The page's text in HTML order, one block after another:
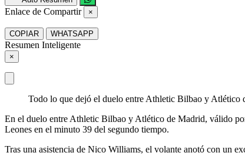
Enlace de Compartir ×
COPIAR WHATSAPP
Resumen Inteligente
×
Todo lo que dejó el duelo entre Athletic Bilbao y Atlético
En el duelo entre Athletic Bilbao y Atlético de Madrid, válido
Leones en el minuto 39 del segundo tiempo.
Tras una asistencia de Nico Williams, el volante anotó con un